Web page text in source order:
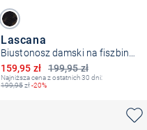
Lascana
199,95 zł
Obniżona cena
159,95 zł
Najniższa cena z ostatnich 30 dni:
199,95zł-20%